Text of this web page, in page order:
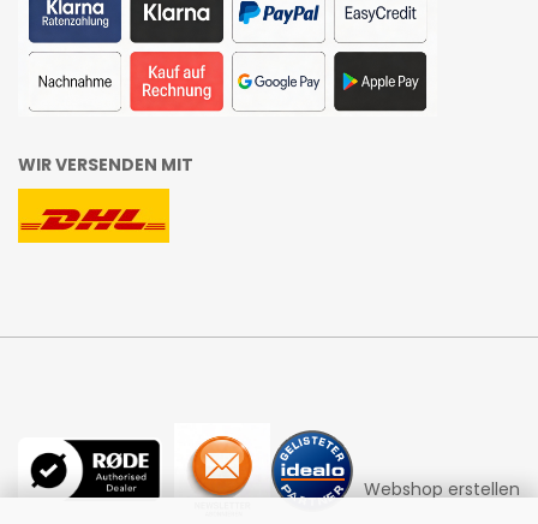
WIR VERSENDEN MIT
Webshop erstellen